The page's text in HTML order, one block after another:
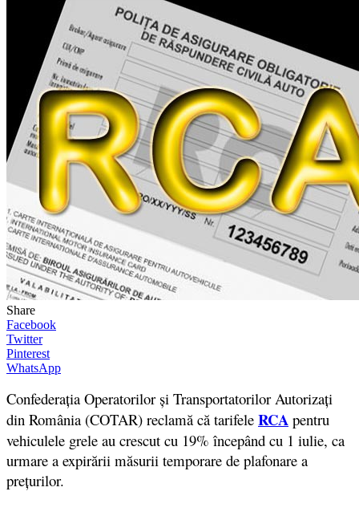
Share
Facebook
Twitter
Pinterest
WhatsApp
Confederația Operatorilor și Transportatorilor Autorizați
din România (COTAR) reclamă că tarifele RCA pentru
vehiculele grele au crescut cu 19% începând cu 1 iulie, ca
urmare a expirării măsurii temporare de plafonare a
prețurilor.